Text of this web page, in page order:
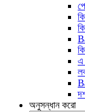
এ
অনুসন্ধান করো